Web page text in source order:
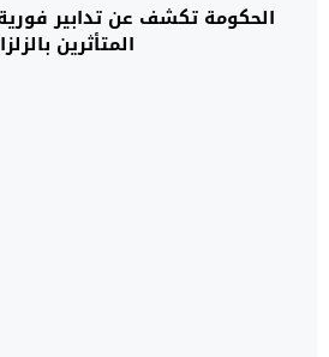
الحكومة تكشف عن تدابير
المتأثرين